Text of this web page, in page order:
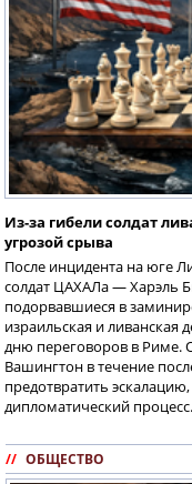
Из-за гибели солдат
угрозой срыва
После инцидента на юге
солдат ЦАХАЛа — Харэль
подорвавшиеся в
израильская и ливанская
дню переговоров в Риме.
Вашингтон в течение
предотвратить
дипломатический процесс.
// ОБЩЕСТВО